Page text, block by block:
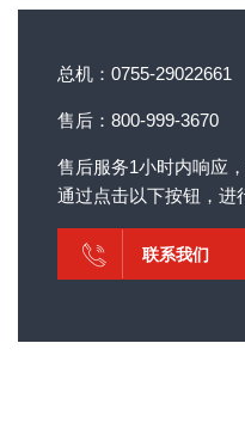
总机：0755-29022661
售后：800-999-3670
售后服务1小时内响应
通过点击以下按钮，进
联系我们